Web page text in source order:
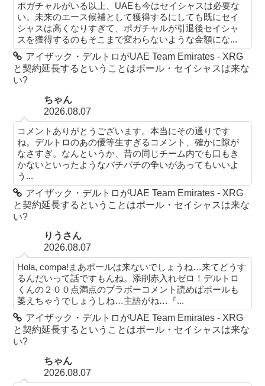
ポガチャルがいる以上、UAEも今はセイシャスは必要な
い。未来のエース候補として獲得するにしても既にセイ
シャスは高くなりすぎて、ポガチャルが引退後セイシャ
スを獲得するのもそこまで変わらないような金額にな...
アイザック・デルトロがUAE Team Emirates - XRG
と契約延長するということはポール・セイシャスは来な
い?
ちゃん
2026.08.07
コメントありがとうございます。本当にその通りです
ね。デルトロのあの優等生すぎるコメント、確かに隙が
なさすぎ。なんというか、昔の同じチーム内でも口もき
かないといったようなバチバチの争いがあってもいいよ
う...
アイザック・デルトロがUAE Team Emirates - XRG
と契約延長するということはポール・セイシャスは来な
い?
りうさん
2026.08.07
Hola, compa!まあポールは来ないでしょうね…来てどうす
るんだいって話ですもんね。添削赤入れゼロ！デルトロ
くんの２００点満点のブラボーコメント読めばポールも
萎えちゃうでしょうしね…主語がね…『...
アイザック・デルトロがUAE Team Emirates - XRG
と契約延長するということはポール・セイシャスは来な
い?
ちゃん
2026.08.07